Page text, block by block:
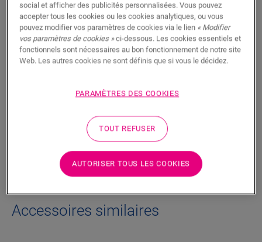
Ce mastic à base d’acrylique est la solution idéale pour
combler les joints entre le dessus des plinthes et le mur. Il est
également parfait pour tous les joints pour lesquels la finition
n’est pas possible avec des plinthes, des profilés ou des
rosaces. Le mastic est disponible dans une variété de couleurs
pour s’adapter à tous les types de sols. En moyenne, vous
Informations techniques
Téléchargements
Accessoires similaires
social et afficher des publicités personnalisées. Vous pouvez
accepter tous les cookies ou les cookies analytiques, ou vous
pouvez modifier vos paramètres de cookies via le lien « Modifier
vos paramètres de cookies »ci-dessous. Les cookies essentiels et
fonctionnels sont nécessaires au bon fonctionnement de notre site
Web. Les autres cookies ne sont définis que si vous le décidez.
PARAMÈTRES DES COOKIES
TOUT REFUSER
AUTORISER TOUS LES COOKIES